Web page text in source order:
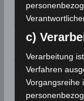
Quelle:INM
ark rückläufig
27 Sep 2021:
c)
Verarbeitung
Verfahren
Vorgangsreihe